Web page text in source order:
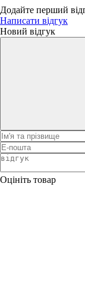
Додайте перший
Написати відгук
Новий відгук
Оцініть товар